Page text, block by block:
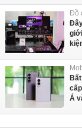
Đồ
Á